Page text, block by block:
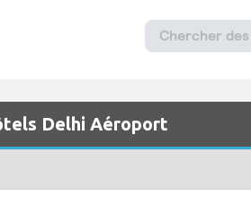
Delhi Aéroport